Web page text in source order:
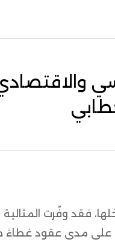
فقد وفّرت المثالية
على مدى عقود غطاءً